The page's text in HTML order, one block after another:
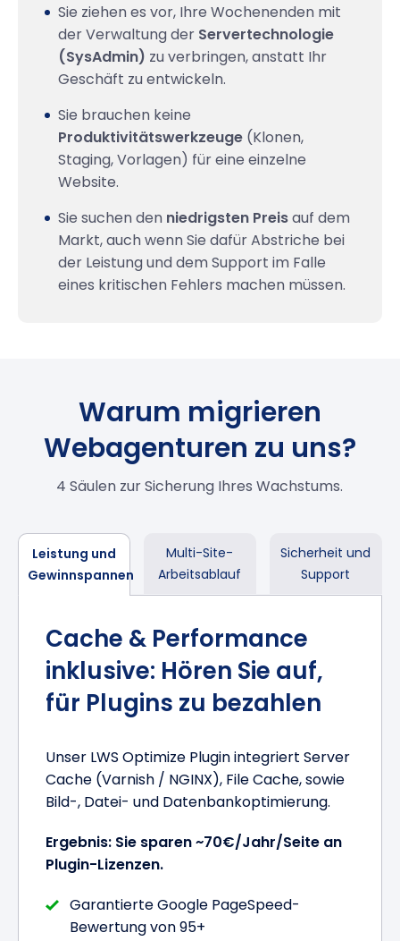
Sie ziehen es vor, Ihre Wochenenden mit
der Verwaltung der Servertechnologie
(SysAdmin) zu verbringen, anstatt Ihr
Geschäft zu entwickeln.
Sie brauchen keine
Produktivitätswerkzeuge (Klonen,
Staging, Vorlagen) für eine einzelne
Website.
Sie suchen den niedrigsten Preisauf dem
Markt, auch wenn Sie dafür Abstriche bei
der Leistung und dem Support im Falle
eines kritischen Fehlers machen müssen.
Warum migrieren
Webagenturen zu uns?
4 Säulen zur Sicherung Ihres Wachstums.
Leistung und
Gewinnspannen
Multi-Site-
Arbeitsablauf
Sicherheit und
Support
Cache & Performance
inklusive: Hören Sie auf,
für Plugins zu bezahlen
Unser LWS Optimize Plugin integriert Server
Cache (Varnish / NGINX), File Cache, sowie
Bild-, Datei- und Datenbankoptimierung.
Ergebnis: Sie sparen ~70€/Jahr/Seite an
Plugin-Lizenzen.
Garantierte Google PageSpeed-
Bewertung von 95+